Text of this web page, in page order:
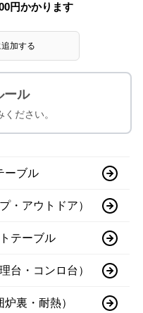
円かかります
加する
ール
ださい。
ーブル
・アウトドア）
テーブル
台・コンロ台）
裏・耐熱）